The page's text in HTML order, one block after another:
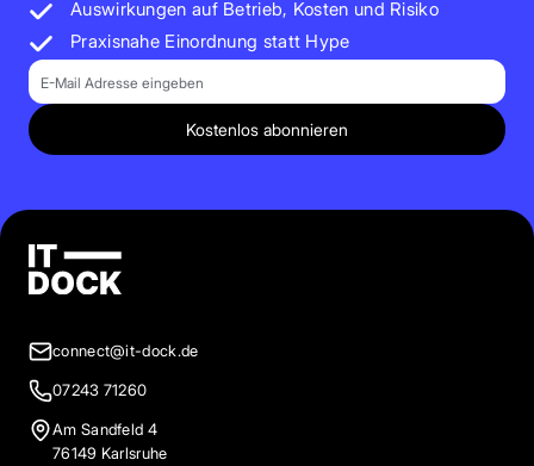
Auswirkungen auf Betrieb, Kosten und Risiko
Praxisnahe Einordnung statt Hype
E-Mail
Kostenlos abonnieren
connect@it-dock.de
07243 71260
Am Sandfeld 4
76149 Karlsruhe